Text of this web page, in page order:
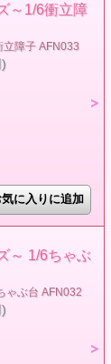
～1/6衝立障
立障子 AFN033
～ 1/6ちゃぶ
ゃぶ台 AFN032